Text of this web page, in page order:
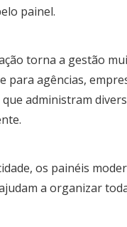
painel.
torna a gestão
para agências,
administram
os painéis
a organizar